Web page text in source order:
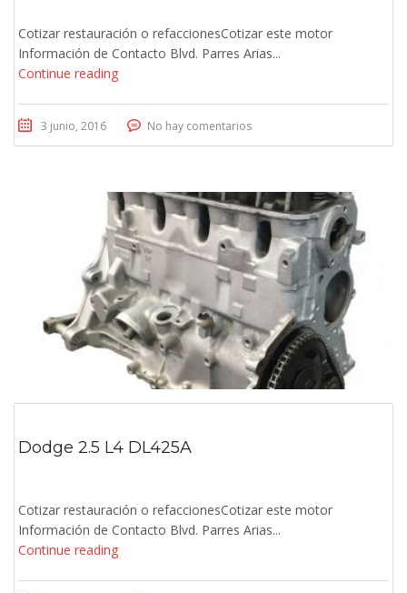
Cotizar restauración o refaccionesCotizar este motor
Información de Contacto Blvd. Parres Arias...
Continue reading
3 junio, 2016 No hay comentarios
Dodge 2.5 L4 DL425A
Cotizar restauración o refaccionesCotizar este motor
Información de Contacto Blvd. Parres Arias...
Continue reading